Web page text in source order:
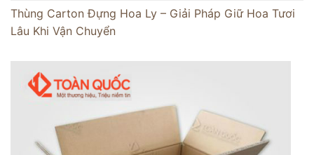
Thùng Carton Đựng Hoa Ly – Giải Pháp Giữ Hoa Tươi
Lâu Khi Vận Chuyển